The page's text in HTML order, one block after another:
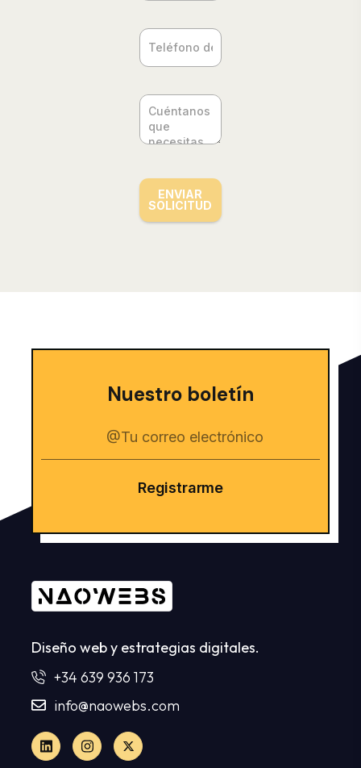
ENVIAR
SOLICITUD
Nuestro boletín
Registrarme
Diseño web y estrategias digitales.
+34 639 936 173
info@naowebs.com